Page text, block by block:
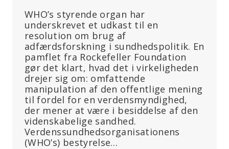
WHO’s styrende organ har
underskrevet et udkast til en
resolution om brug af
adfærdsforskning i sundhedspolitik. En
pamflet fra Rockefeller Foundation
gør det klart, hvad det i virkeligheden
drejer sig om: omfattende
manipulation af den offentlige mening
til fordel for en verdensmyndighed,
der mener at være i besiddelse af den
videnskabelige sandhed.
Verdenssundhedsorganisationens
(WHO’s) bestyrelse…